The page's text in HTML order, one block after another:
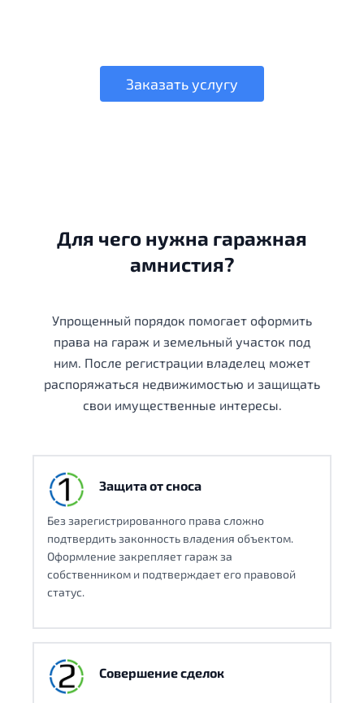
Заказать услугу
Для чего нужна гаражная
амнистия?
Упрощенный порядок помогает оформить
права на гараж и земельный участок под
ним. После регистрации владелец может
распоряжаться недвижимостью и защищать
свои имущественные интересы.
Защита от сноса
Без зарегистрированного права сложно
подтвердить законность владения объектом.
Оформление закрепляет гараж за
собственником и подтверждает его правовой
статус.
Совершение сделок